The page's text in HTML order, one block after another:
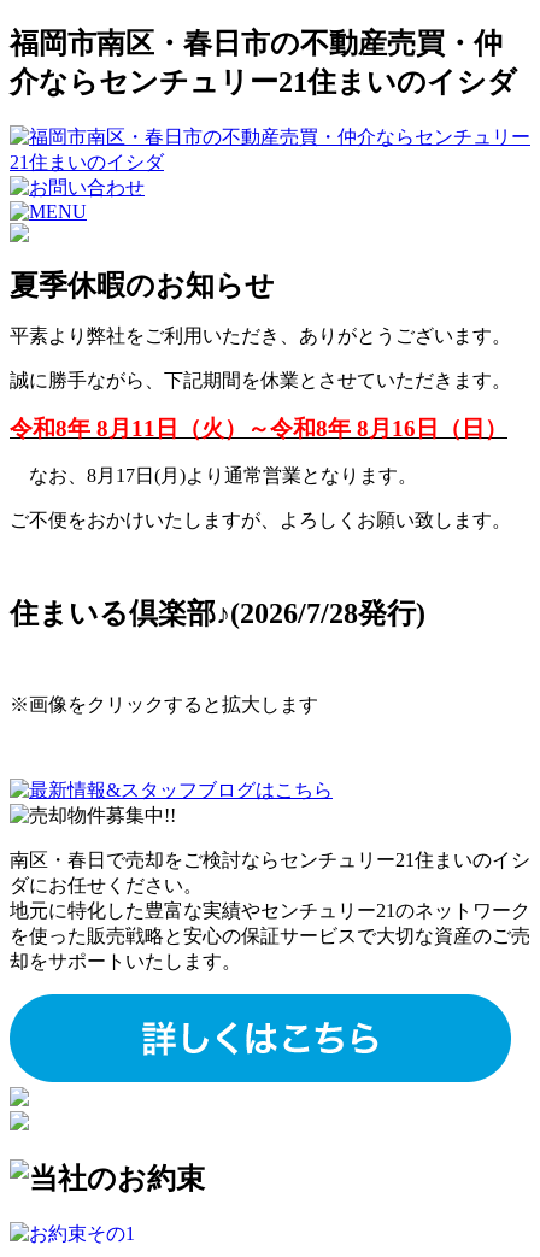
福岡市南区・春日市の不動産売買・仲
介ならセンチュリー21住まいのイシダ
夏季休暇のお知らせ
平素より弊社をご利用いただき、ありがとうございます。
誠に勝手ながら、下記期間を休業とさせていただきます。
令和8年 8月11日（火）～令和8年 8月16日（日）
なお、8月17日(月)より通常営業となります。
ご不便をおかけいたしますが、よろしくお願い致します。
住まいる倶楽部♪(2026/7/28発行)
※画像をクリックすると拡大します
南区・春日で売却をご検討ならセンチュリー21住まいのイシ
ダにお任せください。
地元に特化した豊富な実績やセンチュリー21のネットワーク
を使った販売戦略と安心の保証サービスで大切な資産のご売
却をサポートいたします。